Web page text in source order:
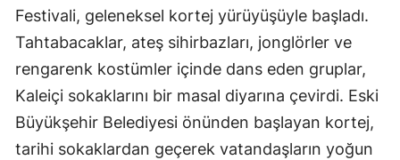
Festivali, geleneksel kortej yürüyüşüyle başladı.
Tahtabacaklar, ateş sihirbazları, jonglörler ve
rengarenk kostümler içinde dans eden gruplar,
Kaleiçi sokaklarını bir masal diyarına çevirdi. Eski
Büyükşehir Belediyesi önünden başlayan kortej,
tarihi sokaklardan geçerek vatandaşların yoğun